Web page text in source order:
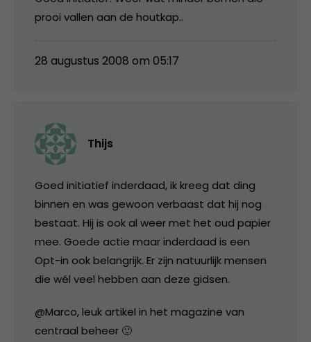
prooi vallen aan de houtkap..
28 augustus 2008 om 05:17
Thijs
Goed initiatief inderdaad, ik kreeg dat ding
binnen en was gewoon verbaast dat hij nog
bestaat. Hij is ook al weer met het oud papier
mee. Goede actie maar inderdaad is een
Opt-in ook belangrijk. Er zijn natuurlijk mensen
die wél veel hebben aan deze gidsen.
@Marco, leuk artikel in het magazine van
centraal beheer 🙂